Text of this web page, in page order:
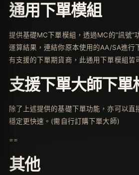
通用下單模組
提供基礎MC下單模組，透過MC的”訊號”
運算結果，連結你原本使用的AA/SA進行
有支援的下單期貨商，此通用下單模組皆
支援下單大師下單
除了上述提供的基礎下單功能，亦可以直
穩定更快速。(需自行訂購下單大師)
==
其他